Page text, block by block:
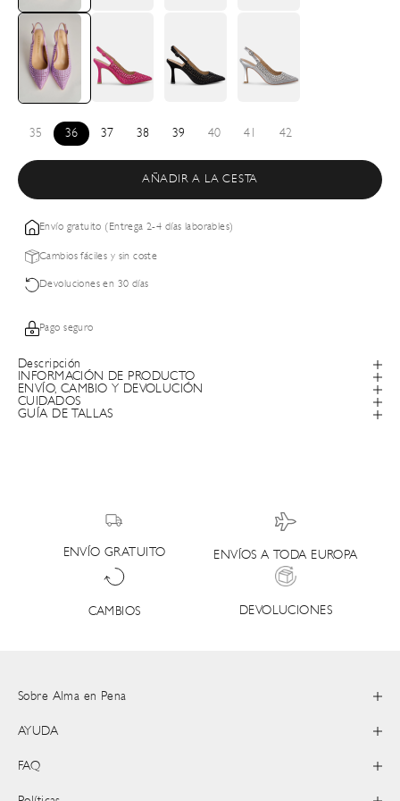
35 36 37 38 39 40 41 42
AÑADIR A LA CESTA
Envío gratuito (Entrega 2-4 días laborables)
Cambios fáciles y sin coste
Devoluciones en 30 días
Pago seguro
Descripción
INFORMACIÓN DE PRODUCTO
ENVÍO, CAMBIO Y DEVOLUCIÓN
CUIDADOS
GUÍA DE TALLAS
ENVÍO GRATUITO ENVÍOS A TODA EUROPA
CAMBIOS DEVOLUCIONES
Sobre Alma en Pena
AYUDA
FAQ